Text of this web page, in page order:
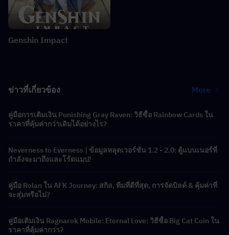
Genshin Impact
ข่าวที่เกี่ยวข้อง More
คู่มือการเติมเงิน Punishing Gray Raven: วิธีซื้อ Rainbow Cards ใน
ราคาที่คุ้มค่ากว่าเดิมได้อย่างไร?
Neverness to Everness | ข้อมูลหลุดเวอร์ชัน 1.2 - 2.0: ตู้แบนเนอร์ที่
กำลังจะมาถึงและโร้ดแมป!
คู่มือ Rolan ใน AFK Journey: สกิล, ทีมที่ดีที่สุด, การจัดบิลด์ & คุ้มค่าที่
จะสุ่มหรือไม่?
คู่มือเติมเงิน Ragnarok Mobile: Eternal Love: วิธีซื้อ Big Cat Coin ใน
ราคาที่คุ้มค่ากว่า?